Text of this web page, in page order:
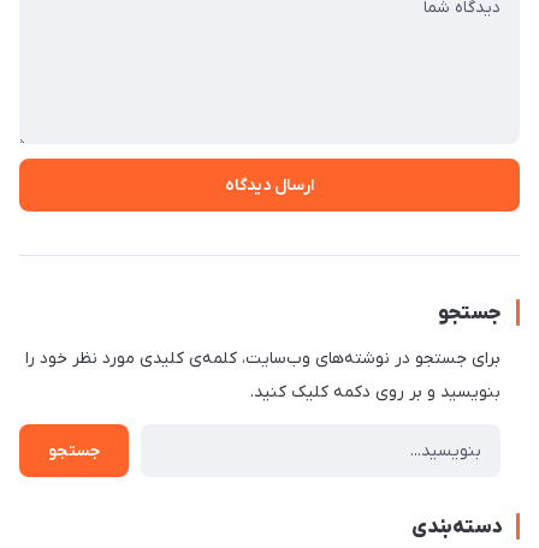
ارسال دیدگاه
جستجو
برای جستجو در نوشته‌های وب‌سایت، کلمه‌ی کلیدی مورد نظر خود را
بنویسید و بر روی دکمه کلیک کنید.
جستجو
دسته‌بندی